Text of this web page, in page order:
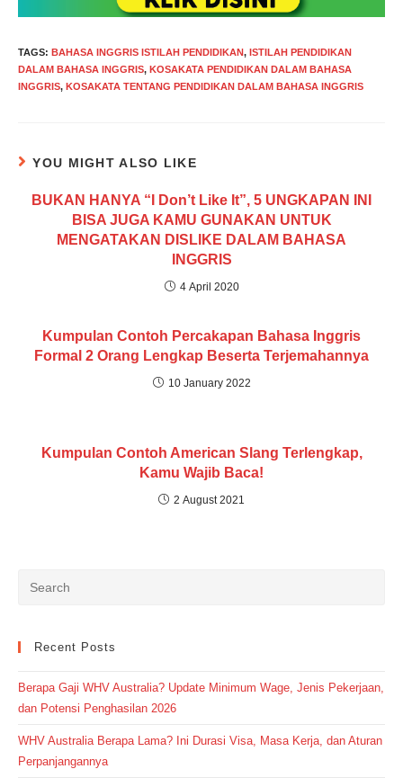
TAGS: BAHASA INGGRIS ISTILAH PENDIDIKAN, ISTILAH PENDIDIKAN
DALAM BAHASA INGGRIS, KOSAKATA PENDIDIKAN DALAM BAHASA
INGGRIS, KOSAKATA TENTANG PENDIDIKAN DALAM BAHASA INGGRIS
YOU MIGHT ALSO LIKE
BUKAN HANYA “I Don’t Like It”, 5 UNGKAPAN INI
BISA JUGA KAMU GUNAKAN UNTUK
MENGATAKAN DISLIKE DALAM BAHASA
INGGRIS
4 April 2020
Kumpulan Contoh Percakapan Bahasa Inggris
Formal 2 Orang Lengkap Beserta Terjemahannya
10 January 2022
Kumpulan Contoh American Slang Terlengkap,
Kamu Wajib Baca!
2 August 2021
Recent Posts
Berapa Gaji WHV Australia? Update Minimum Wage, Jenis Pekerjaan,
dan Potensi Penghasilan 2026
WHV Australia Berapa Lama? Ini Durasi Visa, Masa Kerja, dan Aturan
Perpanjangannya